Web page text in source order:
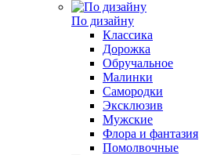
По дизайну
Классика
Дорожка
Обручальное
Малинки
Самородки
Эксклюзив
Мужские
Флора и фантазия
Помолвочные